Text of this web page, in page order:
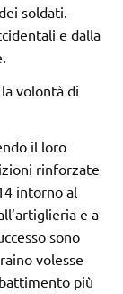
soldati.
e dalla
volontà di
il loro
rinforzate
intorno al
e a
sono
volesse
più